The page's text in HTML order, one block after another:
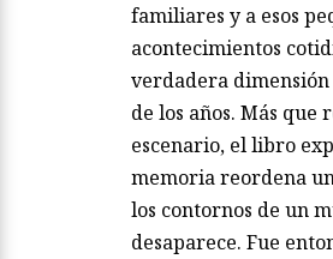
familiares y a esos
acontecimientos
verdadera dimensión
de los años. Más
escenario, el libro
memoria reordena
los contornos de un
desaparece. Fue